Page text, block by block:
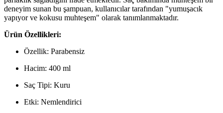
deneyim sunan bu şampuan, kullanıcılar tarafından "yumuşacık
yapıyor ve kokusu muhteşem" olarak tanımlanmaktadır.
Ürün Özellikleri:
Özellik: Parabensiz
Hacim: 400 ml
Saç Tipi: Kuru
Etki: Nemlendirici